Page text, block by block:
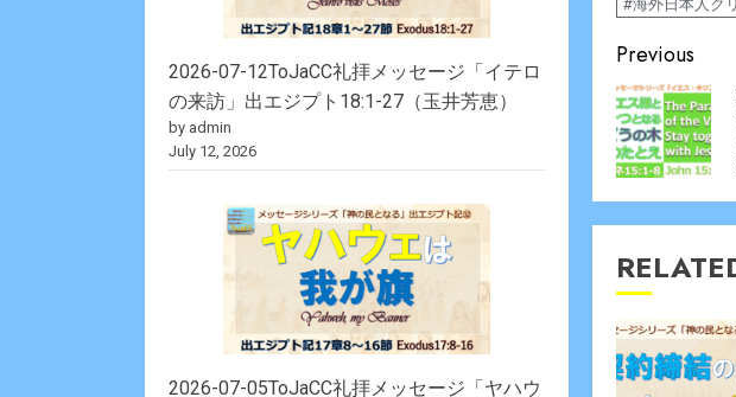
Continue
Previous
2026-07-12ToJaCC礼拝メッセージ「イテロ
の来訪」出エジプト18:1-27（玉井芳恵）
by admin
July 12, 2026
2026-07-05ToJaCC礼拝メッセージ「ヤハウ